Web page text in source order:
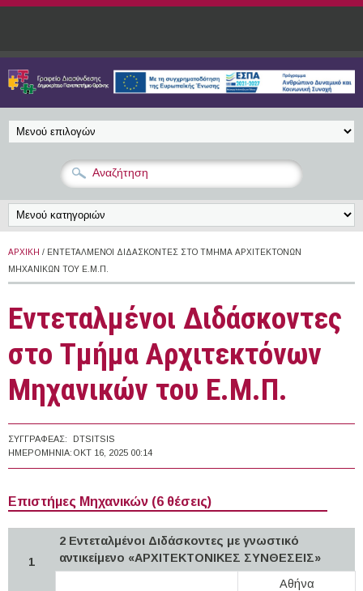
Παράκαμψη προς το κυρίως περιεχόμενο
ΑΡΧΙΚΉ / ΕΝΤΕΤΑΛΜΈΝΟΙ ΔΙΔΆΣΚΟΝΤΕΣ ΣΤΟ ΤΜΉΜΑ ΑΡΧΙΤΕΚΤΌΝΩΝ
ΜΗΧΑΝΙΚΏΝ ΤΟΥ Ε.Μ.Π.
Εντεταλμένοι Διδάσκοντες
στο Τμήμα Αρχιτεκτόνων
Μηχανικών του Ε.Μ.Π.
ΣΥΓΓΡΑΦΈΑΣ:
DTSITSIS
ΗΜΕΡΟΜΗΝΊΑ: ΟΚΤ 16, 2025 00:14
Επιστήμες Μηχανικών (6 θέσεις)
1
2 Εντεταλμένοι Διδάσκοντες με γνωστικό
αντικείμενο «ΑΡΧΙΤΕΚΤΟΝΙΚΕΣ ΣΥΝΘΕΣΕΙΣ»
Αθήνα